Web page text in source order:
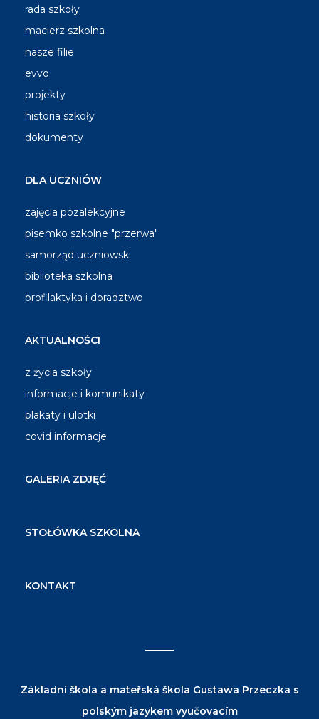
rada szkoły
macierz szkolna
nasze filie
evvo
projekty
historia szkoły
dokumenty
DLA UCZNIÓW
zajęcia pozalekcyjne
pisemko szkolne "przerwa"
samorząd uczniowski
biblioteka szkolna
profilaktyka i doradztwo
AKTUALNOŚCI
z życia szkoły
informacje i komunikaty
plakaty i ulotki
covid informacje
GALERIA ZDJĘĆ
STOŁÓWKA SZKOLNA
KONTAKT
Základní škola a mateřská škola Gustawa Przeczka s
polským jazykem vyučovacím